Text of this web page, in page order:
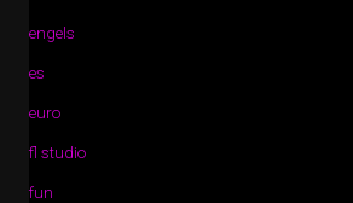
engels
es
euro
fl studio
fun